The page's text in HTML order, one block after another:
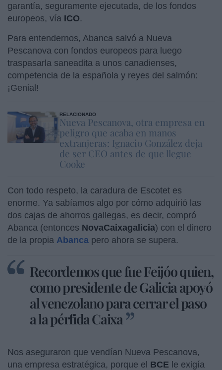
garantía, seguramente ejecutada, de los fondos
europeos, vía ICO.
Para entendernos, Abanca salvó a Nueva
Pescanova con fondos europeos para luego
traspasarla saneadita a unos canadienses,
competencia de la española y reyes del salmón:
¡Genial!
RELACIONADO
Nueva Pescanova, otra empresa en
peligro que acaba en manos
extranjeras: Ignacio González deja
de ser CEO antes de que llegue
Cooke
Con todo respeto, la caradura de Escotet es
enorme. Ya sabíamos algo por cómo adquirió las
dos cajas de ahorros gallegas, es decir, compró
Abanca (entonces NovaCaixagalicia) con el dinero
de la propia Abanca pero ahora se supera.
Recordemos que fue Feijóo quien,
como presidente de Galicia apoyó
al venezolano para cerrar el paso
a la pérfida Caixa
Nos aseguraron que vendían Nueva Pescanova,
una empresa estratégica, porque el BCE le exigía